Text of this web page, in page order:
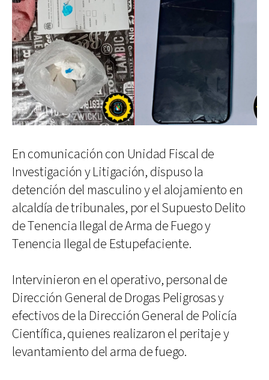
En comunicación con Unidad Fiscal de
Investigación y Litigación, dispuso la
detención del masculino y el alojamiento en
alcaldía de tribunales, por el Supuesto Delito
de Tenencia Ilegal de Arma de Fuego y
Tenencia Ilegal de Estupefaciente.
Intervinieron en el operativo, personal de
Dirección General de Drogas Peligrosas y
efectivos de la Dirección General de Policía
Científica, quienes realizaron el peritaje y
levantamiento del arma de fuego.